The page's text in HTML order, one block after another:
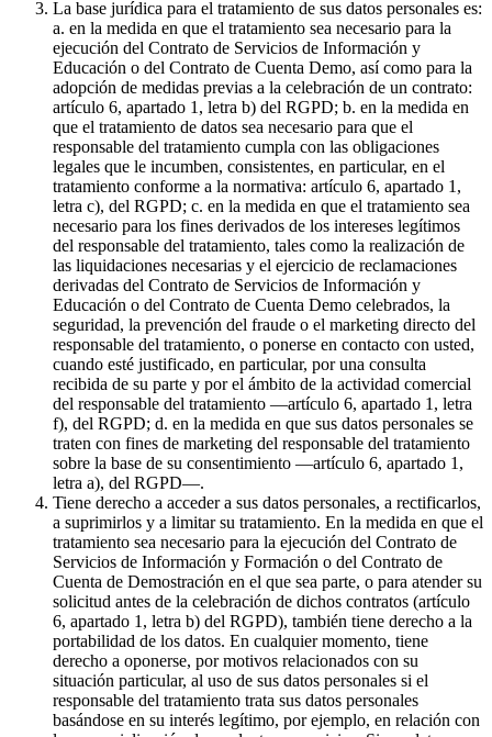
La base jurídica para el tratamiento de sus datos personales es:
a. en la medida en que el tratamiento sea necesario para la
ejecución del Contrato de Servicios de Información y
Educación o del Contrato de Cuenta Demo, así como para la
adopción de medidas previas a la celebración de un contrato:
artículo 6, apartado 1, letra b) del RGPD; b. en la medida en
que el tratamiento de datos sea necesario para que el
responsable del tratamiento cumpla con las obligaciones
legales que le incumben, consistentes, en particular, en el
tratamiento conforme a la normativa: artículo 6, apartado 1,
letra c), del RGPD; c. en la medida en que el tratamiento sea
necesario para los fines derivados de los intereses legítimos
del responsable del tratamiento, tales como la realización de
las liquidaciones necesarias y el ejercicio de reclamaciones
derivadas del Contrato de Servicios de Información y
Educación o del Contrato de Cuenta Demo celebrados, la
seguridad, la prevención del fraude o el marketing directo del
responsable del tratamiento, o ponerse en contacto con usted,
cuando esté justificado, en particular, por una consulta
recibida de su parte y por el ámbito de la actividad comercial
del responsable del tratamiento —artículo 6, apartado 1, letra
f), del RGPD; d. en la medida en que sus datos personales se
traten con fines de marketing del responsable del tratamiento
sobre la base de su consentimiento —artículo 6, apartado 1,
letra a), del RGPD—.
Tiene derecho a acceder a sus datos personales, a rectificarlos,
a suprimirlos y a limitar su tratamiento. En la medida en que el
tratamiento sea necesario para la ejecución del Contrato de
Servicios de Información y Formación o del Contrato de
Cuenta de Demostración en el que sea parte, o para atender su
solicitud antes de la celebración de dichos contratos (artículo
6, apartado 1, letra b) del RGPD), también tiene derecho a la
portabilidad de los datos. En cualquier momento, tiene
derecho a oponerse, por motivos relacionados con su
situación particular, al uso de sus datos personales si el
responsable del tratamiento trata sus datos personales
basándose en su interés legítimo, por ejemplo, en relación con